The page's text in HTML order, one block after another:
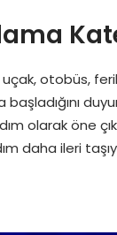
otobüs,
olarak öne
daha ileri